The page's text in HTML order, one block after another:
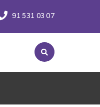
91 531 03 07